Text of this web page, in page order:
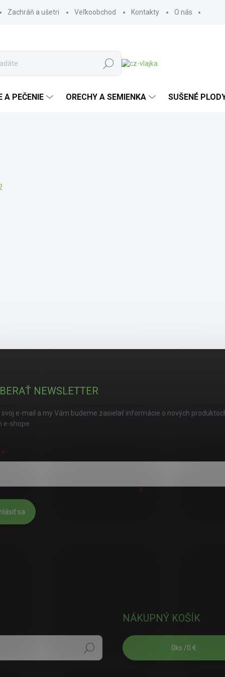
Zachráň a ušetri Veľkoobchod Kontakty O nás
Hľadať
A PEČENIE ORECHY A SEMIENKA SUŠENÉ
NEWSLETTER
svoj e-mail a my Vám budeme zasielať informácie o nových
e-shope.
sa
Hľadať
NÁKUPNÝ KOŠÍK
0ks /0 €